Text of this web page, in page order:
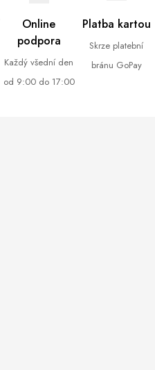
Online
podpora
Každý všední den
od 9:00 do 17:00
Platba kartou
Skrze platební
bránu GoPay